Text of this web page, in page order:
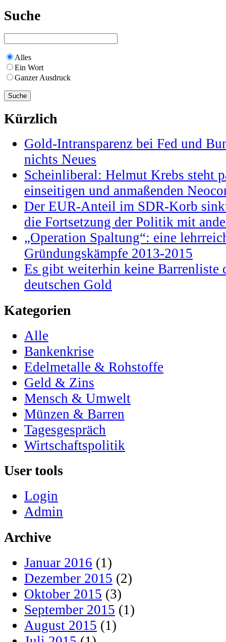
Suche
Alles
Ein Wort
Ganzer Ausdruck
Kürzlich
Gold-Intransparenz bei Fed und
nichts Neues
Scheinliberal: Helmut Krebs steht
einseitigen und anmaßenden
Der EUR-Anteil im SDR-Korb
die Fortsetzung der Politik mit
„Operation Spaltung“: eine
Gründungskämpfe 2013-2015
Es gibt weiterhin keine Barrenliste
deutschen Gold
Kategorien
Alle
Bankenkrise
Edelmetalle & Rohstoffe
Geld & Zins
Mensch & Umwelt
Münzen & Barren
Tagesgespräch
Wirtschaftspolitik
User tools
Login
Admin
Archive
Januar 2016 (1)
Dezember 2015 (2)
Oktober 2015 (3)
September 2015 (1)
August 2015 (1)